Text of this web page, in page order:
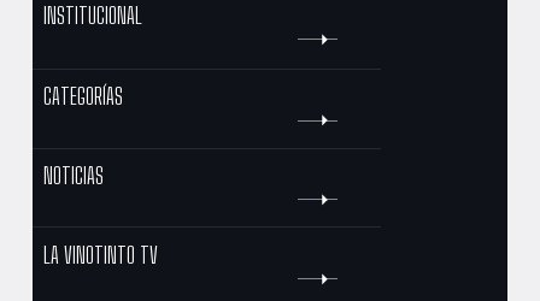
INSTITUCIONAL
CATEGORÍAS
NOTICIAS
LA VINOTINTO TV